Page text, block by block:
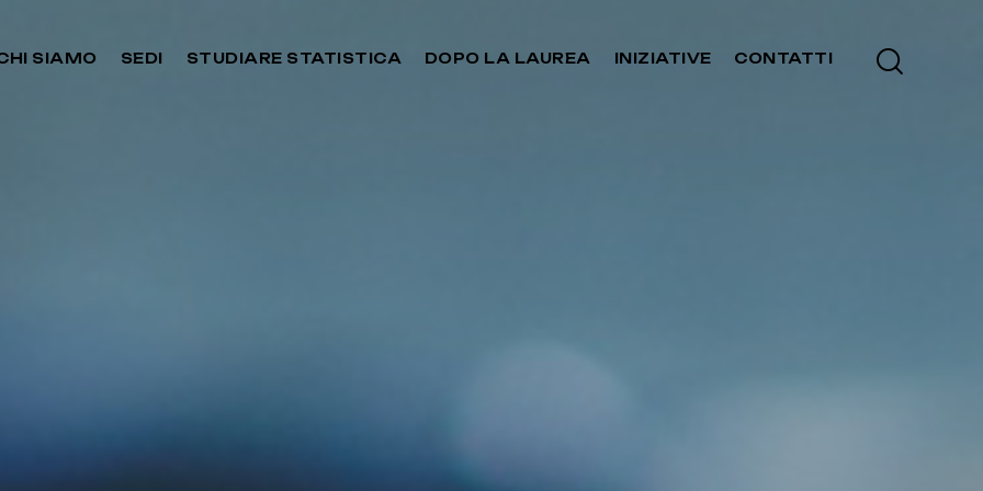
SIAMO SEDI STUDIARE STATISTICA DOPO LA LAUREA INIZIATIVE CONTATTI